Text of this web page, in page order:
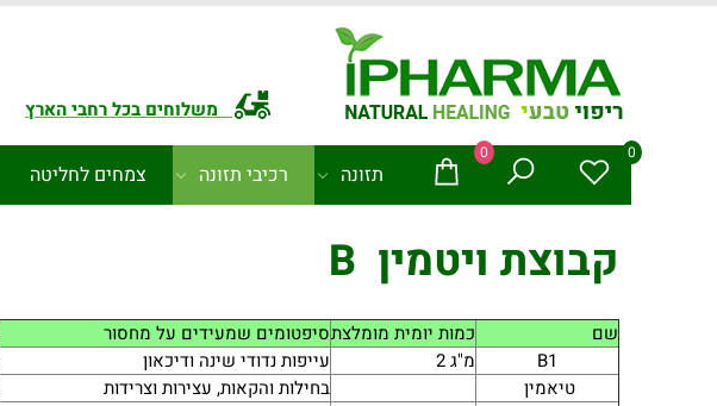
משלוחים בכל רחבי הארץ
0
0
תזונה רכיבי תזונה צמחים לחליטה
קבוצת ויטמין B
שם כמות יומית מומלצתסיפטומים שמעידים על מחסור
B1
מ"ג 2 עייפות נדודי שינה ודיכאון
טיאמין
בחילות והקאות, עצירות וצרידות